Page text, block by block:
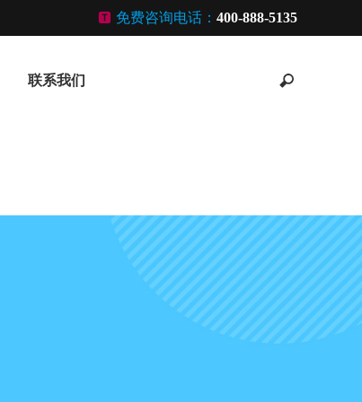
免费咨询电话： 400-888-5135
联系我们